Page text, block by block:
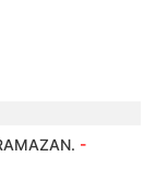
-